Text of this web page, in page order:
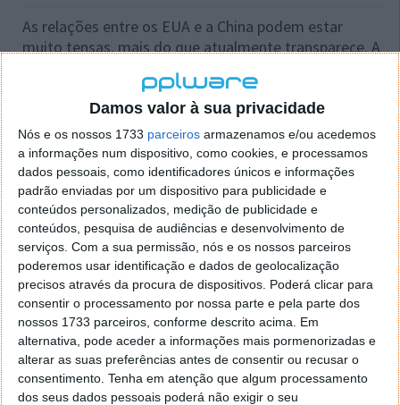
Damos valor à sua privacidade
Nós e os nossos 1733 parceiros armazenamos e/ou acedemos
a informações num dispositivo, como cookies, e processamos
dados pessoais, como identificadores únicos e informações
padrão enviadas por um dispositivo para publicidade e
conteúdos personalizados, medição de publicidade e
conteúdos, pesquisa de audiências e desenvolvimento de
serviços. Com a sua permissão, nós e os nossos parceiros
poderemos usar identificação e dados de geolocalização
precisos através da procura de dispositivos. Poderá clicar para
consentir o processamento por nossa parte e pela parte dos
nossos 1733 parceiros, conforme descrito acima. Em
alternativa, pode aceder a informações mais pormenorizadas e
alterar as suas preferências antes de consentir ou recusar o
consentimento. Tenha em atenção que algum processamento
dos seus dados pessoais poderá não exigir o seu
As relações entre os EUA e a China podem estar
muito tensas, mais do que atualmente transparece. A
verdade é que o abate de um caça norte-americano
F-15E Strike Eagle sobre território iraniano continua a
gerar ondas de choque em Washington. Este ataque
poderá ter “mão” chinesa!